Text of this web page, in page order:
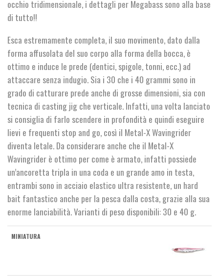
occhio tridimensionale, i dettagli per Megabass sono alla base
di tutto!!
Esca estremamente completa, il suo movimento, dato dalla
forma affusolata del suo corpo alla forma della bocca, è
ottimo e induce le prede (dentici, spigole, tonni, ecc.) ad
attaccare senza indugio. Sia i 30 che i 40 grammi sono in
grado di catturare prede anche di grosse dimensioni, sia con
tecnica di casting jig che verticale. Infatti, una volta lanciato
si consiglia di farlo scendere in profondità e quindi eseguire
lievi e frequenti stop and go, così il Metal-X Wavingrider
diventa letale. Da considerare anche che il Metal-X
Wavingrider è ottimo per come è armato, infatti possiede
un’ancoretta tripla in una coda e un grande amo in testa,
entrambi sono in acciaio elastico ultra resistente, un hard
bait fantastico anche per la pesca dalla costa, grazie alla sua
enorme lanciabilità. Varianti di peso disponibili: 30 e 40 g.